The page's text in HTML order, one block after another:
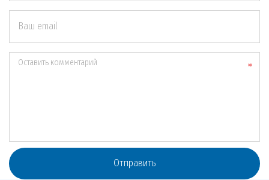
Ваш email
Оставить комментарий
Отправить